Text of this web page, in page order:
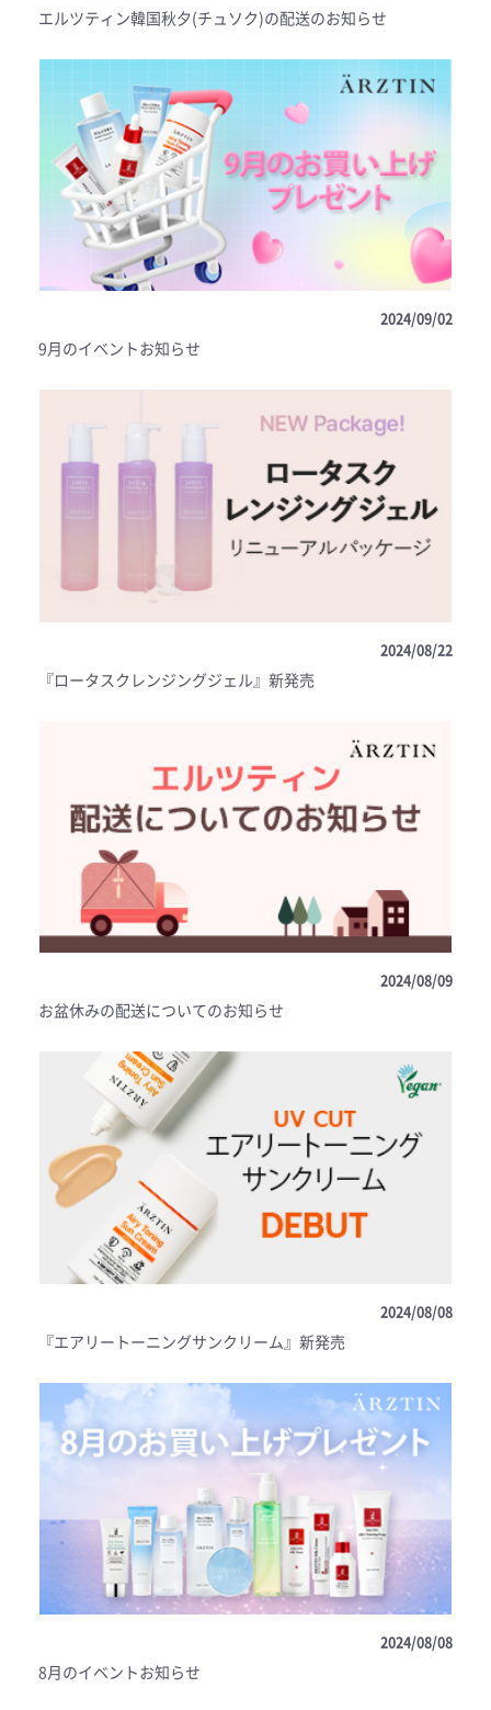
エルツティン韓国秋夕(チュソク)の配送のお知らせ
2024/09/02
9月のイベントお知らせ
2024/08/22
『ロータスクレンジングジェル』新発売
2024/08/09
お盆休みの配送についてのお知らせ
2024/08/08
『エアリートーニングサンクリーム』新発売
2024/08/08
8月のイベントお知らせ